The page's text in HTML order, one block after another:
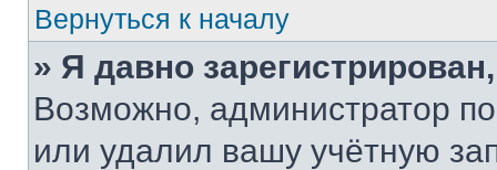
Вернуться к началу
» Я давно
Возможно, администратор
или удалил вашу учётную